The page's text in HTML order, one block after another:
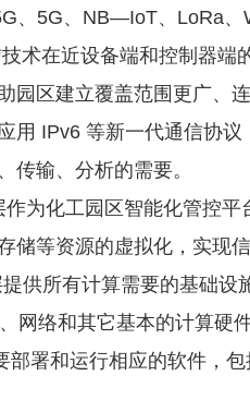
、5G、NB—IoT、LoRa、
术在近设备端和控制器端
园区建立覆盖范围更广、
用 IPv6 等新一代通信协议
传输、分析的需要。
为化工园区智能化管控平
储等资源的虚拟化，实现
供所有计算需要的基础设
网络和其它基本的计算硬
部署和运行相应的软件，